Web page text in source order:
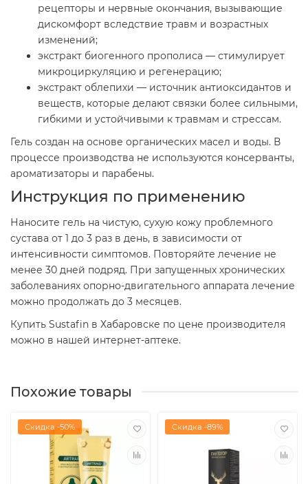
рецепторы и нервные окончания, вызывающие
дискомфорт вследствие травм и возрастных
изменений;
экстракт биогенного прополиса — стимулирует
микроциркуляцию и регенерацию;
экстракт облепихи — источник антиоксидантов и
веществ, которые делают связки более сильными,
гибкими и устойчивыми к травмам и стрессам.
Гель создан на основе органических масел и воды. В
процессе производства не используются консерванты,
ароматизаторы и парабены.
Инструкция по применению
Наносите гель на чистую, сухую кожу проблемного
сустава от 1 до 3 раз в день, в зависимости от
интенсивности симптомов. Повторяйте лечение не
менее 30 дней подряд. При запущенных хронических
заболеваниях опорно-двигательного аппарата лечение
можно продолжать до 3 месяцев.
Купить Sustafin в Хабаровске по цене производителя
можно в нашей интернет-аптеке.
Похожие товары
Скидка -50% Скидка -89%